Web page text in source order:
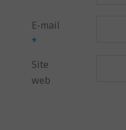
E-mail
*
Site
web